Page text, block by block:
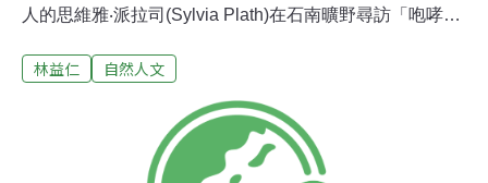
人的思維雅‧派拉司(Sylvia Plath)在石南曠野尋訪「咆哮山
顯然已經嚴重受傷的松雞。雖然這是所有獵人都具備的
舉卻大大地傷害了派拉司的心靈，因為松雞在她的寫作裡
具有某種無可取代的神秘力量。此後，修斯停止了狩獵，
但卻未放棄垂釣。 對他而言，垂釣不只是釣上一條魚而
林益仁 自然人文